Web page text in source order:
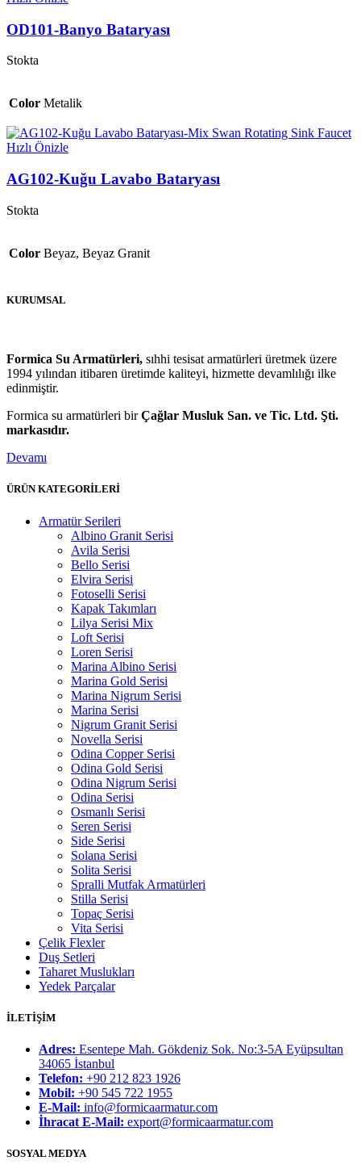
OD101-Banyo Bataryası
Stokta
Color Metalik
Hızlı Önizle
AG102-Kuğu Lavabo Bataryası
Stokta
Color Beyaz, Beyaz Granit
KURUMSAL
Formica Su Armatürleri, sıhhi tesisat armatürleri üretmek üzere
1994 yılından itibaren üretimde kaliteyi, hizmette devamlılığı ilke
edinmiştir.
Formica su armatürleri birÇağlar Musluk San. ve Tic. Ltd. Şti.
markasıdır.
Devamı
ÜRÜN KATEGORİLERİ
Armatür Serileri
Albino Granit Serisi
Avila Serisi
Bello Serisi
Elvira Serisi
Fotoselli Serisi
Kapak Takımları
Lilya Serisi Mix
Loft Serisi
Loren Serisi
Marina Albino Serisi
Marina Gold Serisi
Marina Nigrum Serisi
Marina Serisi
Nigrum Granit Serisi
Novella Serisi
Odina Copper Serisi
Odina Gold Serisi
Odina Nigrum Serisi
Odina Serisi
Osmanlı Serisi
Seren Serisi
Side Serisi
Solana Serisi
Solita Serisi
Spralli Mutfak Armatürleri
Stilla Serisi
Topaç Serisi
Vita Serisi
Çelik Flexler
Duş Setleri
Taharet Muslukları
Yedek Parçalar
İLETİŞİM
Adres: Esentepe Mah. Gökdeniz Sok. No:3-5A Eyüpsultan
34065 İstanbul
Telefon: +90 212 823 1926
Mobil: +90 545 722 1955
E-Mail: info@formicaarmatur.com
İhracat E-Mail: export@formicaarmatur.com
SOSYAL MEDYA